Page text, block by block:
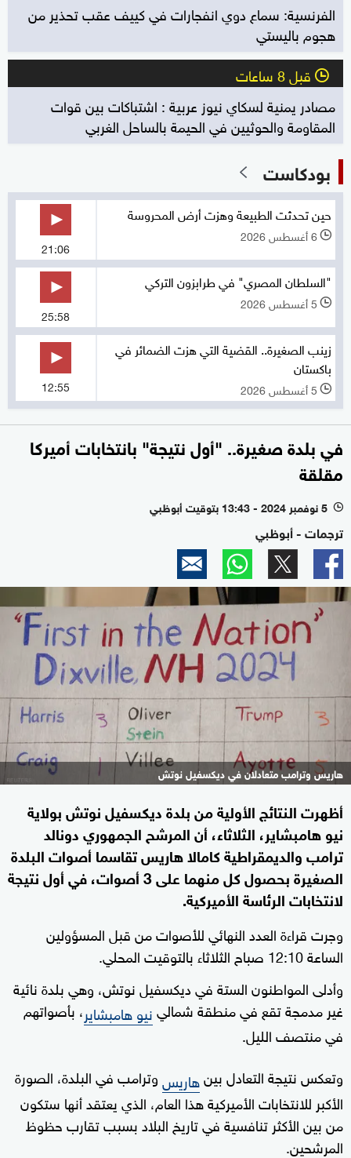
الفرنسية: سماع دوي انفجارات في كييف عقب تحذير من
هجوم باليستي
l قبل 8 ساعات
مصادر يمنية لسكاي نيوز عربية : اشتباكات بين قوات
المقاومة والحوثيين في الحيمة بالساحل الغربي
بودكاست
حين تحدثت الطبيعة وهزت أرض المحروسة
l 6 أغسطس 2026
21:06
"السلطان المصري" في طرابزون التركي
l 5 أغسطس 2026
25:58
زينب الصغيرة.. القضية التي هزت الضمائر في
باكستان
l 5 أغسطس 2026 12:55
في بلدة صغيرة.. "أول نتيجة" بانتخابات أميركا
مقلقة
l 5 نوفمبر 2024 - 13:43 بتوقيت أبوظبي
ترجمات - أبوظبي
هاريس وترامب متعادلان في ديكسفيل نوتش
أظهرت النتائج الأولية من بلدة ديكسفيل نوتش بولاية
نيو هامبشاير، الثلاثاء، أن المرشح الجمهوري دونالد
ترامب والديمقراطية كامالا هاريس تقاسما أصوات البلدة
الصغيرة بحصول كل منهما على 3 أصوات، في أول نتيجة
لانتخابات الرئاسة الأميركية.
وجرت قراءة العدد النهائي للأصوات من قبل المسؤولين
الساعة 12:10 صباح الثلاثاء بالتوقيت المحلي.
وأدلى المواطنون الستة في ديكسفيل نوتش، وهي بلدة نائية
غير مدمجة تقع في منطقة شمالينيو هامبشاير، بأصواتهم
في منتصف الليل.
وتعكس نتيجة التعادل بينهاريسوترامب في البلدة، الصورة
الأكبر للانتخابات الأميركية هذا العام، الذي يعتقد أنها ستكون
من بين الأكثر تنافسية في تاريخ البلاد بسبب تقارب حظوظ
المرشحين.